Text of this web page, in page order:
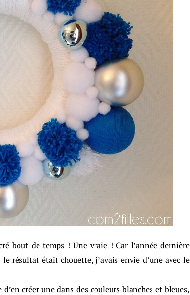
bout de temps ! Une vraie ! Car l’année dernière
résultat était chouette, j’avais envie d’une avec le
créer une dans des couleurs blanches et bleues,